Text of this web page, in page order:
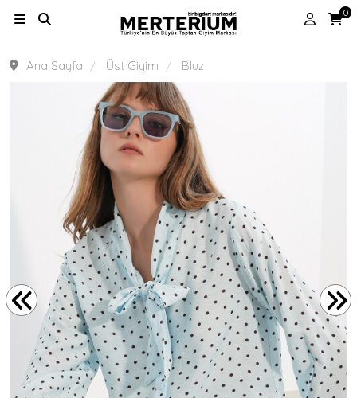
0
Ana Sayfa Üst Giyim Bluz